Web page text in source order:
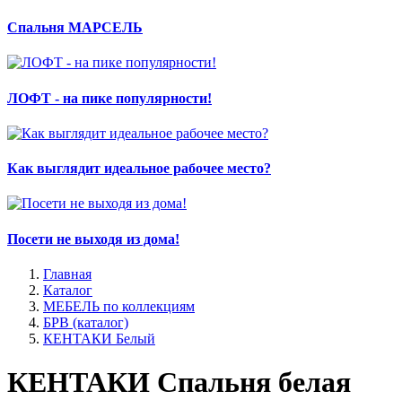
Спальня МАРСЕЛЬ
ЛОФТ - на пике популярности!
Как выглядит идеальное рабочее место?
Посети не выходя из дома!
Главная
Каталог
МЕБЕЛЬ по коллекциям
БРВ (каталог)
КЕНТАКИ Белый
КЕНТАКИ Спальня белая